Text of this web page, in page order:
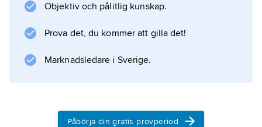
fick inte köpa jord, inte rösta och inte ha egna
skolor. Hela Irland blev en del av
Objektiv och pålitlig kunskap.
Prova det, du kommer att gilla det!
Marknadsledare i Sverige.
Påbörja din gratis provperiod